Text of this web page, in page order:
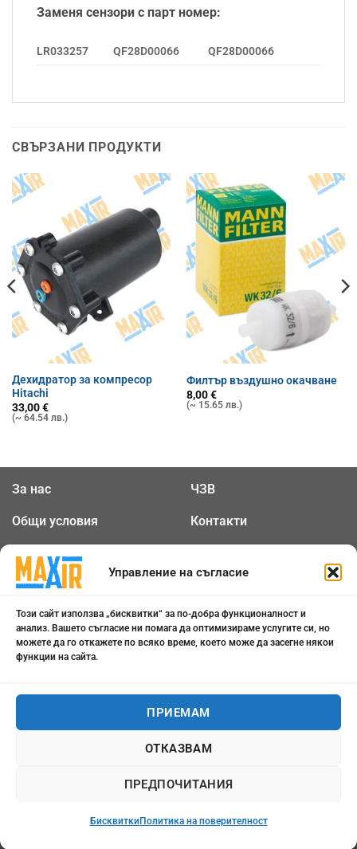
Управление на съгласие
Този сайт използва „бисквитки“ за по-добра функционалност и
анализ. Вашето съгласие ни помага да оптимизираме услугите си, но
можете да го откажете по всяко време, което може да засегне някои
функции на сайта.
ПРИЕМАМ
ОТКАЗВАМ
ПРЕДПОЧИТАНИЯ
БисквиткиПолитика на поверителност
Заменя сензори с парт номер:
LR033257 QF28D00066 QF28D00066
СВЪРЗАНИ ПРОДУКТИ
Дехидратор за компресор
Hitachi
33,00€
(~ 64.54 лв.)
Филтър въздушно окачване
8,00€
(~ 15.65 лв.)
За нас
Общи условия
Политика за
поверителност
ЧЗВ
Контакти
0898 808 799
office@maxair-bg.com
Понеделник - Петък от
Всички права запазени 2026 ©maxair-bg.com